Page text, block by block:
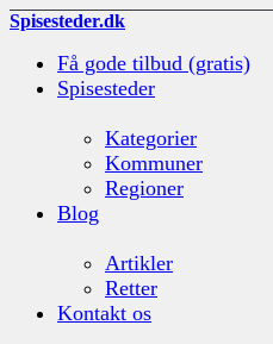
Spisesteder.dk
Få gode tilbud (gratis)
Spisesteder
Kategorier
Kommuner
Regioner
Blog
Artikler
Retter
Kontakt os